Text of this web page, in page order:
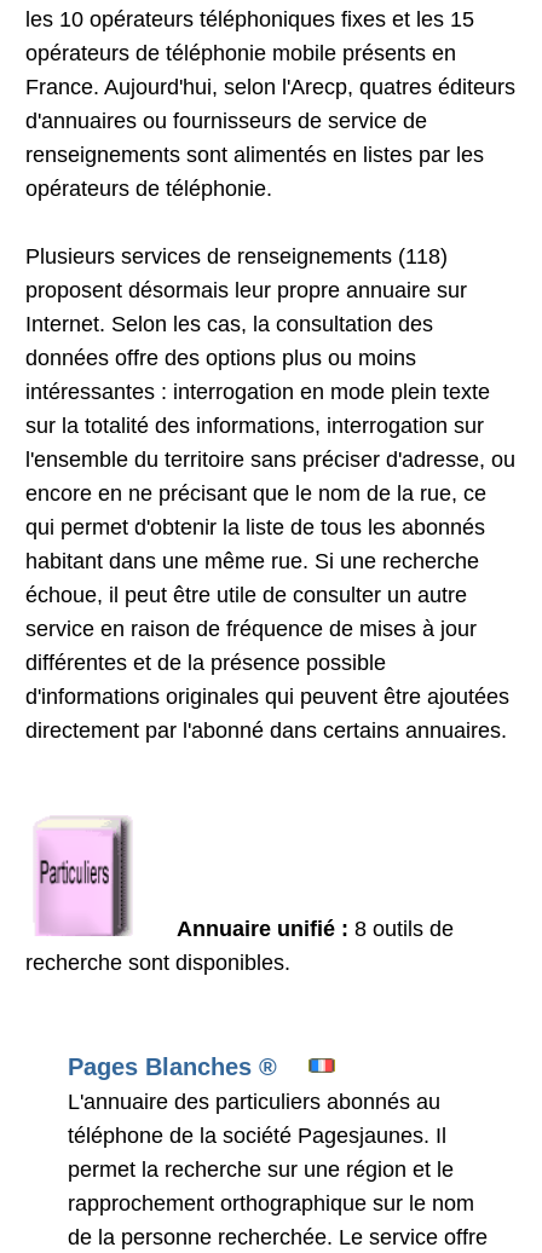
les 10 opérateurs téléphoniques fixes et les 15
opérateurs de téléphonie mobile présents en
France. Aujourd'hui, selon l'Arecp, quatres éditeurs
d'annuaires ou fournisseurs de service de
renseignements sont alimentés en listes par les
opérateurs de téléphonie.
Plusieurs services de renseignements (118)
proposent désormais leur propre annuaire sur
Internet. Selon les cas, la consultation des
données offre des options plus ou moins
intéressantes : interrogation en mode plein texte
sur la totalité des informations, interrogation sur
l'ensemble du territoire sans préciser d'adresse, ou
encore en ne précisant que le nom de la rue, ce
qui permet d'obtenir la liste de tous les abonnés
habitant dans une même rue. Si une recherche
échoue, il peut être utile de consulter un autre
service en raison de fréquence de mises à jour
différentes et de la présence possible
d'informations originales qui peuvent être ajoutées
directement par l'abonné dans certains annuaires.
Annuaire unifié : 8 outils de
recherche sont disponibles.
Pages Blanches ®
L'annuaire des particuliers abonnés au
téléphone de la société Pagesjaunes. Il
permet la recherche sur une région et le
rapprochement orthographique sur le nom
de la personne recherchée. Le service offre